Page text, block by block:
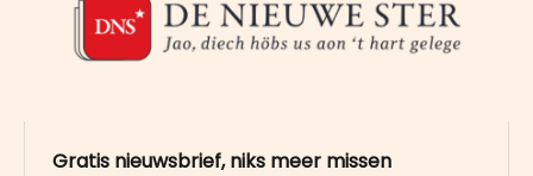
Gratis nieuwsbrief, niks meer missen